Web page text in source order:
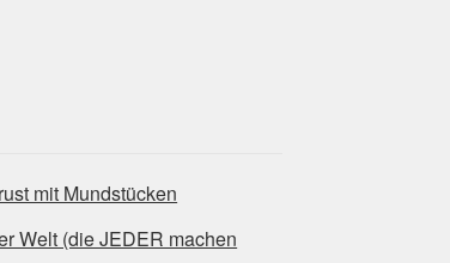
mit Mundstücken
Welt (die JEDER machen